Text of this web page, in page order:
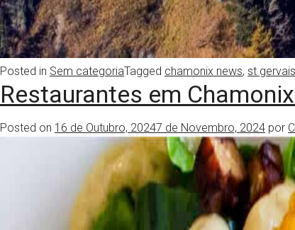
Posted in Sem categoriaTagged chamonix news, st
Restaurantes em
Posted on 16 de Outubro, 20247 de Novembro, 2024 por